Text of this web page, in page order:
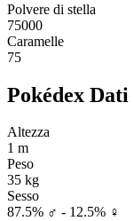
Polvere di stella
75000
Caramelle
75
Pokédex Dati
Altezza
1 m
Peso
35 kg
Sesso
87.5% ♂ - 12.5% ♀